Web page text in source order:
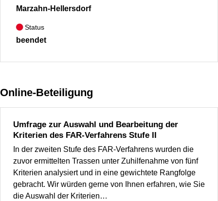
Marzahn-Hellersdorf
Status
beendet
Online-Beteiligung
Umfrage zur Auswahl und Bearbeitung der
Kriterien des FAR-Verfahrens Stufe II
In der zweiten Stufe des FAR-Verfahrens wurden die
zuvor ermittelten Trassen unter Zuhilfenahme von fünf
Kriterien analysiert und in eine gewichtete Rangfolge
gebracht. Wir würden gerne von Ihnen erfahren, wie Sie
die Auswahl der Kriterien…